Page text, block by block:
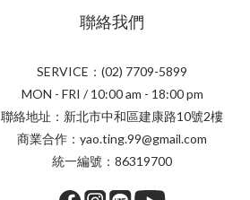
聯絡我們
SERVICE：(02) 7709-5899
MON - FRI / 10:00 am - 18:00 pm
聯絡地址：新北市中和區建康路10號2樓
商業合作：yao.ting.99@gmail.com
統一編號：86319700